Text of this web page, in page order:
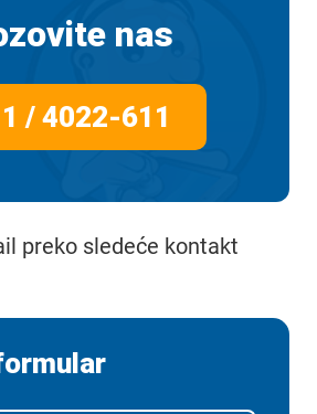
nas
/ 4022-611
preko sledeće kontakt